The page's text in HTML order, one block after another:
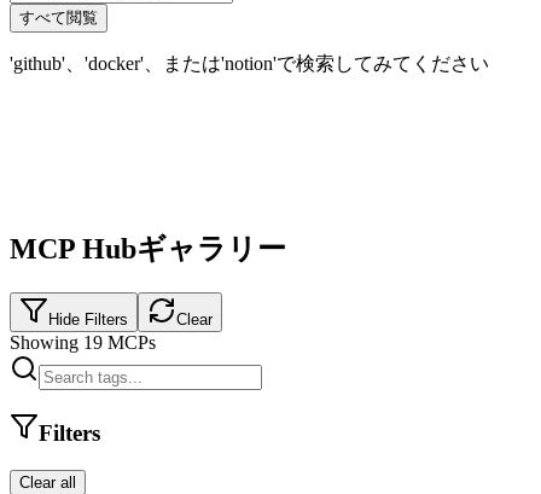
すべて閲覧
'github'、'docker'、または'notion'で検索してみてください
MCP Hubギャラリー
Hide Filters Clear
Showing 19 MCPs
Filters
Clear all